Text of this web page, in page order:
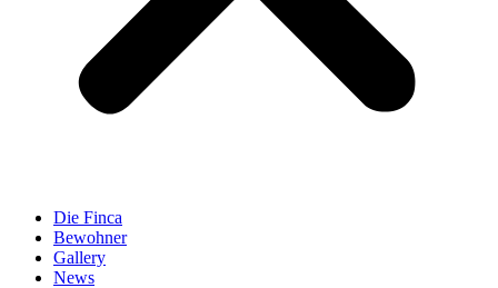
Die Finca
Bewohner
Gallery
News